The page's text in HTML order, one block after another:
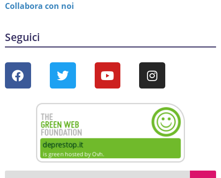
Collabora con noi
Seguici